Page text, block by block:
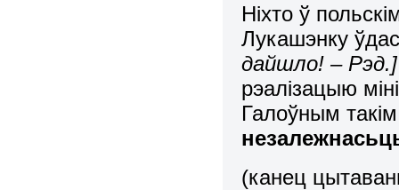
Ніхто ў
Лукашэнку
дайшло! – Рэд.]
рэалізацыю
Галоўным
(канец